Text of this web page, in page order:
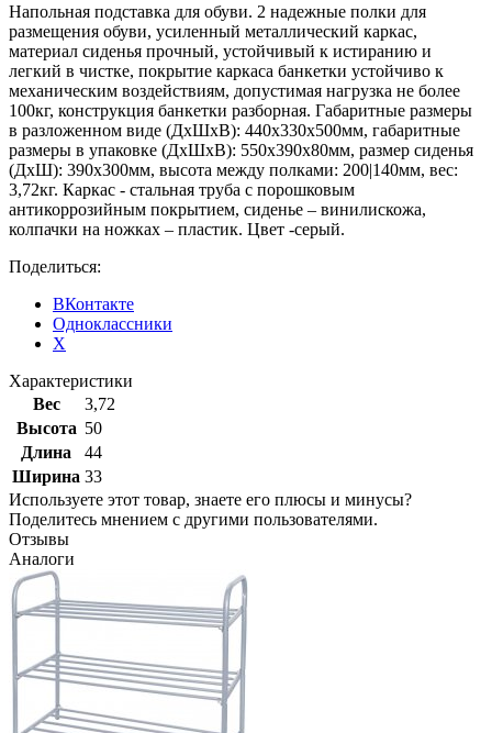
Напольная подставка для обуви. 2 надежные полки для
размещения обуви, усиленный металлический каркас,
материал сиденья прочный, устойчивый к истиранию и
легкий в чистке, покрытие каркаса банкетки устойчиво к
механическим воздействиям, допустимая нагрузка не более
100кг, конструкция банкетки разборная. Габаритные размеры
в разложенном виде (ДхШхВ): 440х330х500мм, габаритные
размеры в упаковке (ДхШхВ): 550х390х80мм, размер сиденья
(ДхШ): 390х300мм, высота между полками: 200|140мм, вес:
3,72кг. Каркас - стальная труба с порошковым
антикоррозийным покрытием, сиденье – винилискожа,
колпачки на ножках – пластик. Цвет -серый.
Поделиться:
ВКонтакте
Одноклассники
X
Характеристики
Вес
3,72
Высота 50
Длина
44
Ширина 33
Используете этот товар, знаете его плюсы и минусы?
Поделитесь мнением с другими пользователями.
Отзывы
Аналоги